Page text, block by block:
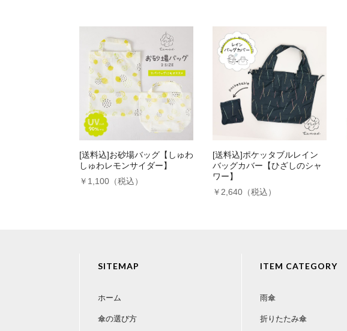
[送料込]お砂場バッグ【しゅわ
しゅわレモンサイダー】
￥1,100（税込）
[送料込]ポケッタブルレイン
バッグカバー【ひざしのシャ
ワー】
￥2,640（税込）
SITEMAP
ホーム
傘の選び方
ITEM CATEGORY
雨傘
折りたたみ傘